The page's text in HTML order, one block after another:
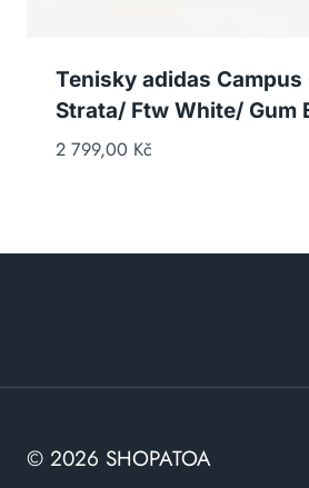
Tenisky adidas
Strata/ Ftw White/ Gum
2 799,00 Kč
© 2026 SHOPATOA